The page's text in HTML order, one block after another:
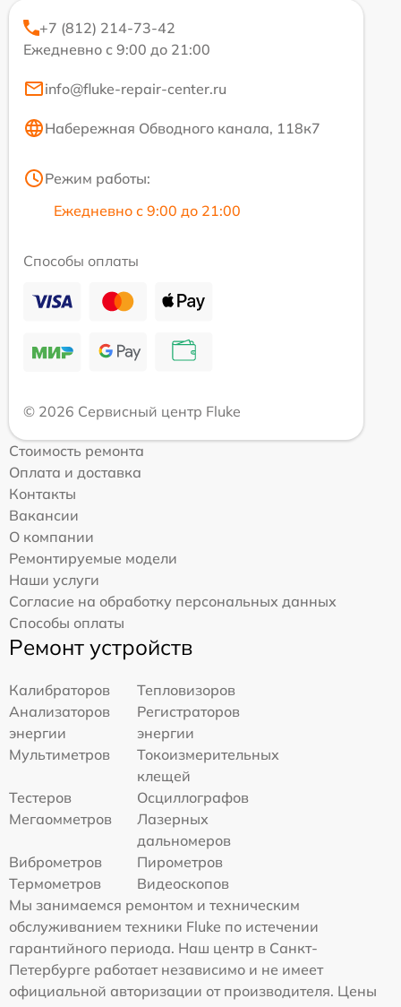
+7 (812) 214-73-42
Ежедневно с 9:00 до 21:00
info@fluke-repair-center.ru
Набережная Обводного канала, 118к7
Режим работы:
Ежедневно с 9:00 до 21:00
Способы оплаты
© 2026 Сервисный центр Fluke
Стоимость ремонта
Оплата и доставка
Контакты
Вакансии
О компании
Ремонтируемые модели
Наши услуги
Согласие на обработку персональных данных
Способы оплаты
Ремонт устройств
Калибраторов
Тепловизоров
Анализаторов
энергии
Регистраторов
энергии
Мультиметров
Токоизмерительных
клещей
Тестеров
Осциллографов
Мегаомметров
Лазерных
дальномеров
Виброметров
Пирометров
Термометров
Видеоскопов
Мы занимаемся ремонтом и техническим
обслуживанием техники Fluke по истечении
гарантийного периода. Наш центр в Санкт-
Петербурге работает независимо и не имеет
официальной авторизации от производителя. Цены